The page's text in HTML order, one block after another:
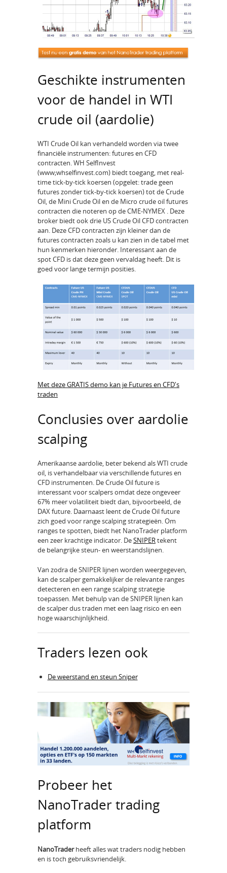
Geschikte instrumenten
voor de handel in WTI
crude oil (aardolie)
WTI Crude Oil kan verhandeld worden via twee
financiële instrumenten: futures en CFD
contracten. WH SelfInvest
(www;whselfinvest.com) biedt toegang, met real-
time tick-by-tick koersen (opgelet: trade geen
futures zonder tick-by-tick koersen) tot de Crude
Oil, de Mini Crude Oil en de Micro crude oil futures
contracten die noteren op de CME-NYMEX . Deze
broker biedt ook drie US Crude Oil CFD contracten
aan. Deze CFD contracten zijn kleiner dan de
futures contracten zoals u kan zien in de tabel met
hun kenmerken hieronder. Interessant aan de
spot CFD is dat deze geen vervaldag heeft. Dit is
goed voor lange termijn posities.
Met deze GRATIS demo kan je Futures en CFD's
traden
Conclusies over aardolie
scalping
Amerikaanse aardolie, beter bekend als WTI crude
oil, is verhandelbaar via verschillende futures en
CFD instrumenten. De Crude Oil future is
interessant voor scalpers omdat deze ongeveer
67% meer volatiliteit biedt dan, bijvoorbeeld, de
DAX future. Daarnaast leent de Crude Oil future
zich goed voor range scalping strategieën. Om
ranges te spotten, biedt het NanoTrader platform
een zeer krachtige indicator. DeSNIPERtekent
de belangrijke steun- en weerstandslijnen.
Van zodra de SNIPER lijnen worden weergegeven,
kan de scalper gemakkelijker de relevante ranges
detecteren en een range scalping strategie
toepassen. Met behulp van de SNIPER lijnen kan
de scalper dus traden met een laag risico en een
hoge waarschijnlijkheid.
Traders lezen ook
De weerstand en steun Sniper
Probeer het
NanoTrader trading
platform
NanoTraderheeft alles wat traders nodig hebben
en is toch gebruiksvriendelijk.